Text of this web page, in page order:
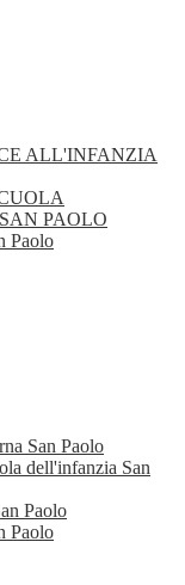
ALL'INFANZIA
PAOLO
Paolo
San Paolo
dell'infanzia San
Paolo
Paolo